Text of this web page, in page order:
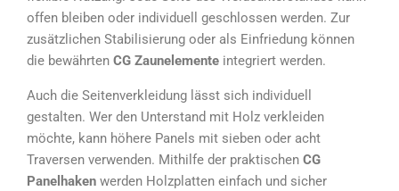
offen bleiben oder individuell geschlossen werden. Zur
zusätzlichen Stabilisierung oder als Einfriedung können
die bewährten CG Zaunelemente integriert werden.
Auch die Seitenverkleidung lässt sich individuell
gestalten. Wer den Unterstand mit Holz verkleiden
möchte, kann höhere Panels mit sieben oder acht
Traversen verwenden. Mithilfe der praktischen CG
Panelhaken werden Holzplatten einfach und sicher